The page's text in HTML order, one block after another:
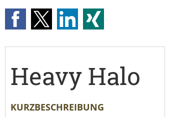
Heavy Halo
KURZBESCHREIBUNG